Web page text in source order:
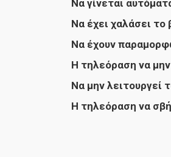
Να γίνεται
Να έχει χαλάσει το
Να έχουν
Η τηλεόραση να
Να μην λειτουργεί
Η τηλεόραση να